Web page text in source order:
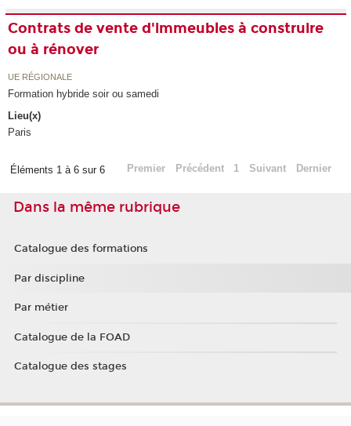
Contrats de vente d'immeubles à construire
ou à rénover
UE RÉGIONALE
Formation hybride soir ou samedi
Lieu(x)
Paris
Éléments 1 à 6 sur 6 Premier Précédent 1 Suivant Dernier
Dans la même rubrique
Catalogue des formations
Par discipline
Par métier
Catalogue de la FOAD
Catalogue des stages